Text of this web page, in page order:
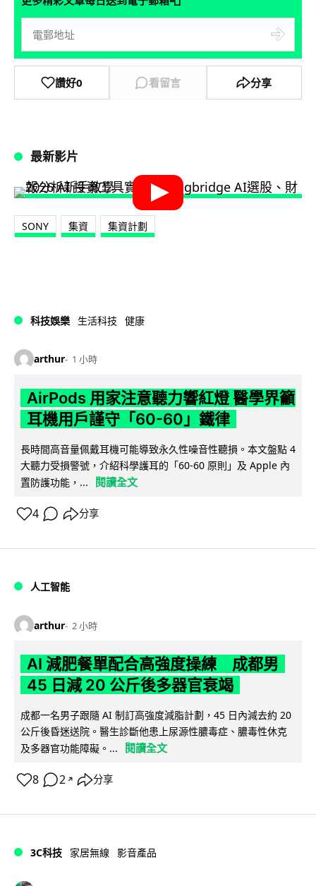
讚好0 看留言 分享
最新影片
SONY 集資 集資計劃
科技娛樂 生活科技 健康
arthur 1 小時
AirPods 用家注意聽力響紅燈 醫學界籲
耳機用戶謹守「60-60」鐵律
長時間高音量佩戴耳機可能導致永久性噪音性聽損。本文盤點 4
大聽力受損警號，介紹科學護耳的「60-60 原則」及 Apple 內
置防護功能，...
閱讀全文
4 分享
人工智能
arthur 2 小時
AI 減肥餐單配合高強度操練 成都男
45 日減 20 公斤後多器官衰竭
成都一名男子跟隨 AI 制訂高強度減脂計劃，45 日內減去約 20
公斤後昏迷送院。醫生診斷他患上尿源性膿毒症、膿毒性休克
及多器官功能障礙。...
閱讀全文
8 2 ↗ 分享
3C科技 家居無線 影音產品